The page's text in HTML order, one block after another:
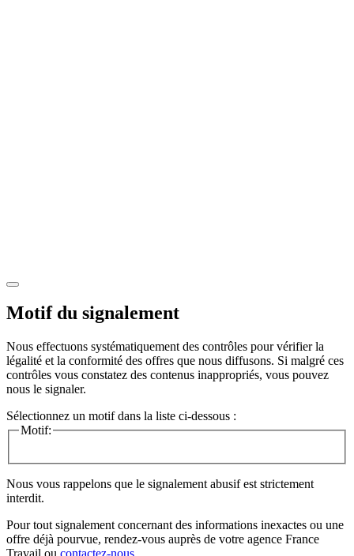
Motif du signalement
Nous effectuons systématiquement des contrôles pour vérifier la
légalité et la conformité des offres que nous diffusons. Si malgré ces
contrôles vous constatez des contenus inappropriés, vous pouvez
nous le signaler.
Sélectionnez un motif dans la liste ci-dessous :
Motif:
Nous vous rappelons que le signalement abusif est strictement
interdit.
Pour tout signalement concernant des informations inexactes ou une
offre déjà pourvue, rendez-vous auprès de votre agence France
Travail ou contactez-nous